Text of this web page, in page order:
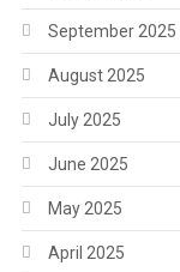
September 2025
August 2025
July 2025
June 2025
May 2025
April 2025